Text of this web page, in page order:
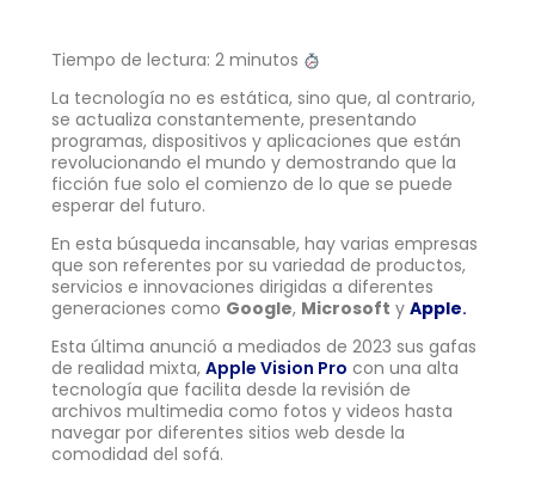
Tiempo de lectura: 2 minutos
La tecnología no es estática, sino que, al contrario,
se actualiza constantemente, presentando
programas, dispositivos y aplicaciones que están
revolucionando el mundo y demostrando que la
ficción fue solo el comienzo de lo que se puede
esperar del futuro.
En esta búsqueda incansable, hay varias empresas
que son referentes por su variedad de productos,
servicios e innovaciones dirigidas a diferentes
generaciones como Google, Microsoft y Apple.
Esta última anunció a mediados de 2023 sus gafas
de realidad mixta, Apple Vision Pro con una alta
tecnología que facilita desde la revisión de
archivos multimedia como fotos y videos hasta
navegar por diferentes sitios web desde la
comodidad del sofá.